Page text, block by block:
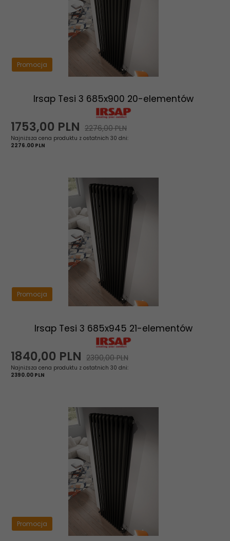
Promocja
Irsap Tesi 3 685x900 20-elementów
1753,00 PLN 2276,00 PLN
Najniższa cena produktu z ostatnich 30 dni:
2276.00 PLN
Promocja
Irsap Tesi 3 685x945 21-elementów
1840,00 PLN 2390,00 PLN
Najniższa cena produktu z ostatnich 30 dni:
2390.00 PLN
Promocja